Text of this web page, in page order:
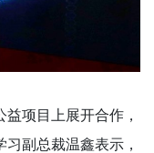
项目上展开合作，
副总裁温鑫表示，